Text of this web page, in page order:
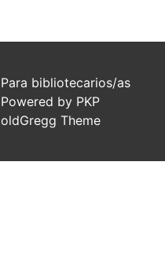
Para bibliotecarios/as
Powered by PKP
oldGregg Theme